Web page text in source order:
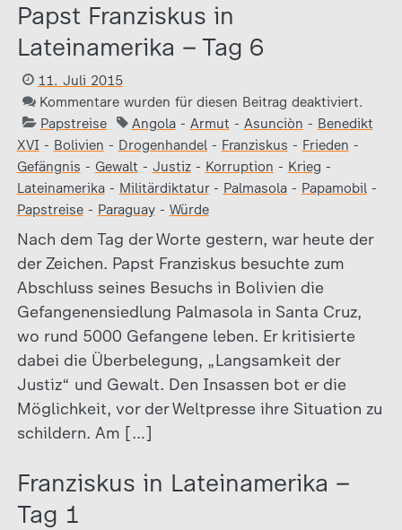
Papst Franziskus in
Lateinamerika – Tag 6
11. Juli 2015
Kommentare wurden für diesen Beitrag deaktiviert.
Papstreise
Angola- Armut - Asunciòn - Benedikt
XVI - Bolivien - Drogenhandel- Franziskus - Frieden -
Gefängnis - Gewalt - Justiz- Korruption - Krieg -
Lateinamerika- Militärdiktatur- Palmasola- Papamobil-
Papstreise- Paraguay- Würde
Nach dem Tag der Worte gestern, war heute der
der Zeichen. Papst Franziskus besuchte zum
Abschluss seines Besuchs in Bolivien die
Gefangenensiedlung Palmasola in Santa Cruz,
wo rund 5000 Gefangene leben. Er kritisierte
dabei die Überbelegung, „Langsamkeit der
Justiz“ und Gewalt. Den Insassen bot er die
Möglichkeit, vor der Weltpresse ihre Situation zu
schildern. Am […]
Franziskus in Lateinamerika –
Tag 1